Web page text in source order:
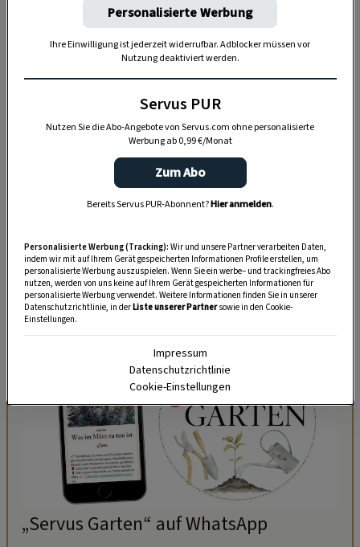
Wer zur richtigen Zeit isst, denkt
besser
Wenn du gerade etwas besonders Fettiges –
zum Beispiel einSchnitzel– gegessen hast,
fühlst du dich träge und magst nicht über
schwierige Dinge nach­ denken.
Versuch doch einmal, in der Pause vor einer
anstrengenden Schularbeit eine Banane, eine
Das hilft dir dabei, wach zu bleiben und dich
gut zu konzentrieren.
„Servus Garten“ auf WhatsApp
Personalisierte Werbung
Ihre Einwilligung ist jederzeit widerrufbar. Adblocker müssen vor
Nutzung deaktiviert werden.
Servus PUR
Nutzen Sie die Abo-Angebote von Servus.com ohne personalisierte
Werbung ab 0,99 €/Monat
Zum Abo
Bereits Servus PUR-Abonnent?Hier anmelden.
Personalisierte Werbung (Tracking): Wir und unsere Partner verarbeiten Daten,
indem wir mit auf Ihrem Gerät gespeicherten Informationen Profile erstellen, um
personalisierte Werbung auszuspielen. Wenn Sie ein werbe– und trackingfreies Abo
nutzen, werden von uns keine auf Ihrem Gerät gespeicherten Informationen für
personalisierte Werbung verwendet. Weitere Informationen finden Sie in unserer
Datenschutzrichtlinie, in derListe unserer Partnersowie in den Cookie-
Einstellungen.
Impressum
Datenschutzrichtlinie
Cookie-Einstellungen